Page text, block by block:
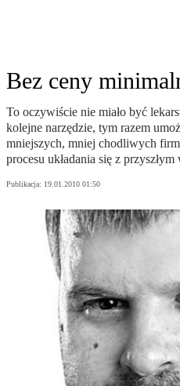
Bez ceny
To oczywiście nie miało być
kolejne narzędzie, tym razem
mniejszych, mniej chodliwych
procesu układania się z przyszłym
Publikacja: 19.01.2010 01:50